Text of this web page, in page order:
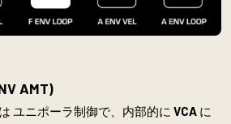
AMT)
ユニポーラ制御で、内部的に VCA に